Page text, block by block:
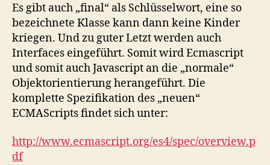
Es gibt auch „final“ als Schlüsselwort, eine so
bezeichnete Klasse kann dann keine Kinder
kriegen. Und zu guter Letzt werden auch
Interfaces eingeführt. Somit wird Ecmascript
und somit auch Javascript an die „normale“
Objektorientierung herangeführt. Die
komplette Spezifikation des „neuen“
ECMAScripts findet sich unter:
http://www.ecmascript.org/es4/spec/overview.p
df